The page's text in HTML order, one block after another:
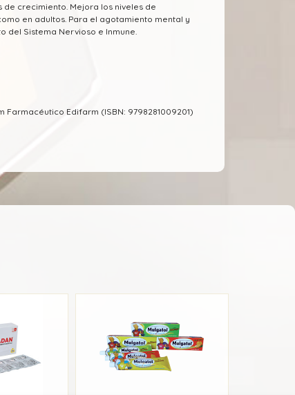
crecimiento. Mejora los niveles de
en adultos. Para el agotamiento mental y
del Sistema Nervioso e Inmune.
Edifarm (ISBN: 9798281009201)